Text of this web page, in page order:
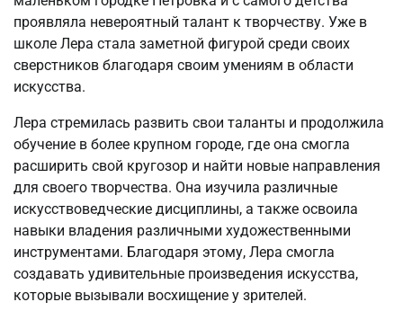
проявляла невероятный талант к творчеству. Уже в
школе Лера стала заметной фигурой среди своих
сверстников благодаря своим умениям в области
искусства.
Лера стремилась развить свои таланты и продолжила
обучение в более крупном городе, где она смогла
расширить свой кругозор и найти новые направления
для своего творчества. Она изучила различные
искусствоведческие дисциплины, а также освоила
навыки владения различными художественными
инструментами. Благодаря этому, Лера смогла
создавать удивительные произведения искусства,
которые вызывали восхищение у зрителей.